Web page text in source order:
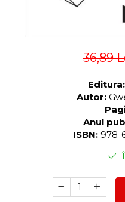
36,89
Editura:
Autor:
Anul
ISBN: 978-